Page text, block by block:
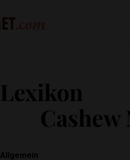
Lexikon
Cashew
Allgemein